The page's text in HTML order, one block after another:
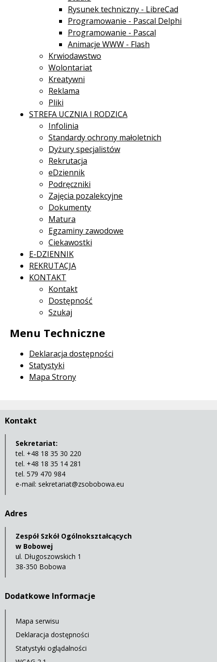
Rysunek techniczny - LibreCad
Programowanie - Pascal Delphi
Programowanie - Pascal
Animacje WWW - Flash
Krwiodawstwo
Wolontariat
Kreatywni
Reklama
Pliki
STREFA UCZNIA I RODZICA
Infolinia
Standardy ochrony małoletnich
Dyżury specjalistów
Rekrutacja
eDziennik
Podręczniki
Zajęcia pozalekcyjne
Dokumenty
Matura
Egzaminy zawodowe
Ciekawostki
E-DZIENNIK
REKRUTACJA
KONTAKT
Kontakt
Dostępność
Szukaj
Menu Techniczne
Deklaracja dostępności
Statystyki
Mapa Strony
Kontakt
Sekretariat:
tel. +48 18 35 30 220
tel. +48 18 35 14 281
tel. 579 470 984
e-mail: sekretariat@zsobobowa.eu
Adres
Zespół Szkół Ogólnokształcących
w Bobowej
ul. Długoszowskich 1
38-350 Bobowa
Dodatkowe Informacje
Mapa serwisu
Deklaracja dostępności
Statystyki oglądalności